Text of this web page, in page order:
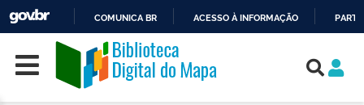
O
CONTEÚDO
COMUNICA BR ACESSO À INFORMAÇÃO
Skip navigation